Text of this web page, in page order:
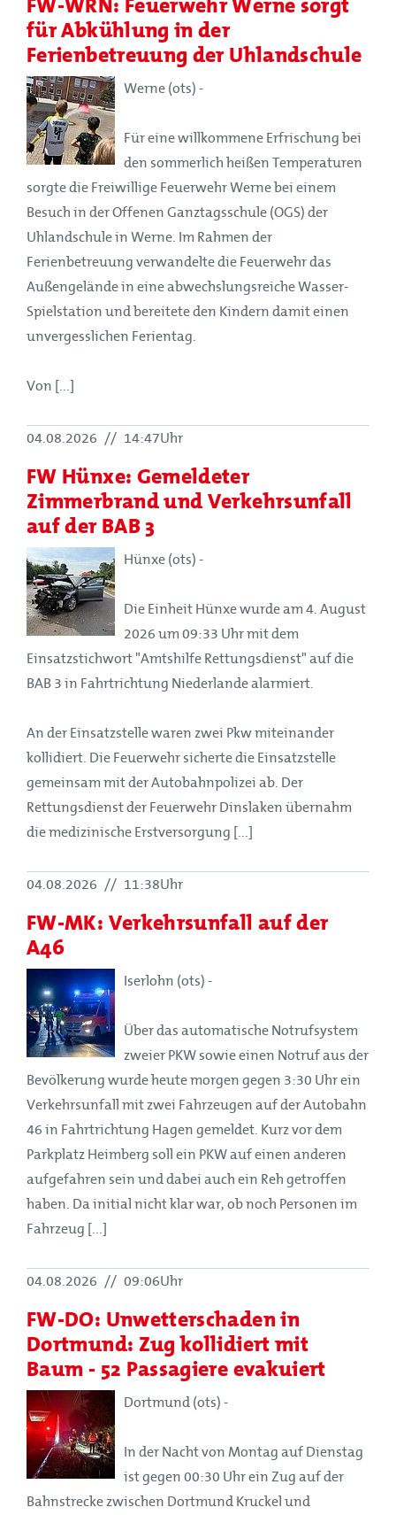
für Abkühlung in der
Ferienbetreuung der Uhlandschule
Werne (ots) -
Für eine willkommene Erfrischung bei
den sommerlich heißen Temperaturen
sorgte die Freiwillige Feuerwehr Werne bei einem
Besuch in der Offenen Ganztagsschule (OGS) der
Uhlandschule in Werne. Im Rahmen der
Ferienbetreuung verwandelte die Feuerwehr das
Außengelände in eine abwechslungsreiche Wasser-
Spielstation und bereitete den Kindern damit einen
unvergesslichen Ferientag.
Von [...]
04.08.2026 // 14:47Uhr
FW Hünxe: Gemeldeter
Zimmerbrand und Verkehrsunfall
auf der BAB 3
Hünxe (ots) -
Die Einheit Hünxe wurde am 4. August
2026 um 09:33 Uhr mit dem
Einsatzstichwort "Amtshilfe Rettungsdienst" auf die
BAB 3 in Fahrtrichtung Niederlande alarmiert.
An der Einsatzstelle waren zwei Pkw miteinander
kollidiert. Die Feuerwehr sicherte die Einsatzstelle
gemeinsam mit der Autobahnpolizei ab. Der
Rettungsdienst der Feuerwehr Dinslaken übernahm
die medizinische Erstversorgung [...]
04.08.2026 // 11:38Uhr
FW-MK: Verkehrsunfall auf der
A46
Iserlohn (ots) -
Über das automatische Notrufsystem
zweier PKW sowie einen Notruf aus der
Bevölkerung wurde heute morgen gegen 3:30 Uhr ein
Verkehrsunfall mit zwei Fahrzeugen auf der Autobahn
46 in Fahrtrichtung Hagen gemeldet. Kurz vor dem
Parkplatz Heimberg soll ein PKW auf einen anderen
aufgefahren sein und dabei auch ein Reh getroffen
haben. Da initial nicht klar war, ob noch Personen im
Fahrzeug [...]
04.08.2026 // 09:06Uhr
FW-DO: Unwetterschaden in
Dortmund: Zug kollidiert mit
Baum - 52 Passagiere evakuiert
Dortmund (ots) -
In der Nacht von Montag auf Dienstag
ist gegen 00:30 Uhr ein Zug auf der
Bahnstrecke zwischen Dortmund Kruckel und